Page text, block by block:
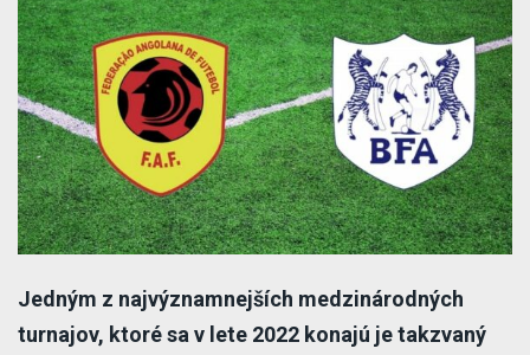
Jedným z najvýznamnejších medzinárodných
turnajov, ktoré sa v lete 2022 konajú je takzvaný